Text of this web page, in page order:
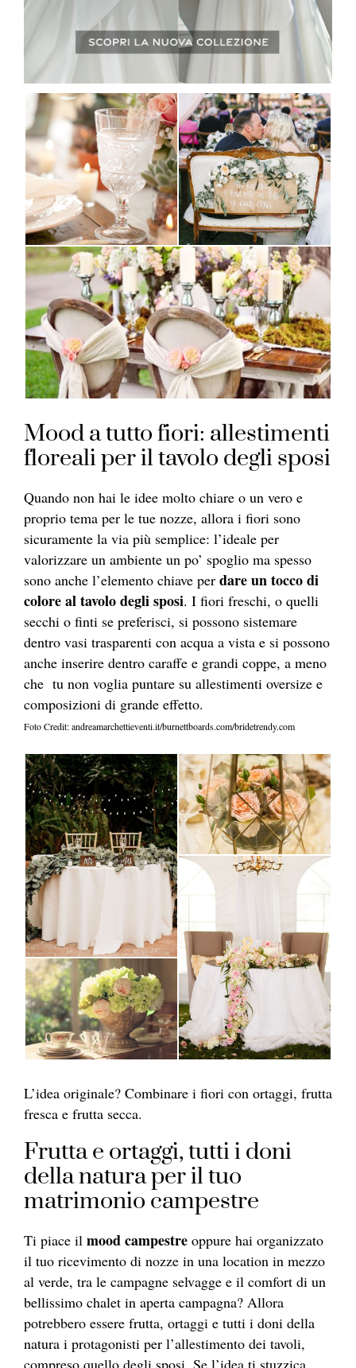
Mood a tutto fiori: allestimenti
floreali per il tavolo degli sposi
Quando non hai le idee molto chiare o un vero e
proprio tema per le tue nozze, allora i fiori sono
sicuramente la via più semplice: l’ideale per
valorizzare un ambiente un po’ spoglio ma spesso
sono anche l’elemento chiave per dare un tocco di
colore al tavolo degli sposi. I fiori freschi, o quelli
secchi o finti se preferisci, si possono sistemare
dentro vasi trasparenti con acqua a vista e si possono
anche inserire dentro caraffe e grandi coppe, a meno
che tu non voglia puntare su allestimenti oversize e
composizioni di grande effetto.
Foto Credit: andreamarchettieventi.it/burnettboards.com/bridetrendy.com
L’idea originale? Combinare i fiori con ortaggi, frutta
fresca e frutta secca.
Frutta e ortaggi, tutti i doni
della natura per il tuo
matrimonio campestre
Ti piace il mood campestre oppure hai organizzato
il tuo ricevimento di nozze in una location in mezzo
al verde, tra le campagne selvagge e il comfort di un
bellissimo chalet in aperta campagna? Allora
potrebbero essere frutta, ortaggi e tutti i doni della
natura i protagonisti per l’allestimento dei tavoli,
compreso quello degli sposi. Se l’idea ti stuzzica,